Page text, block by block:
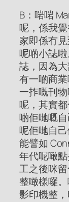
B：啱啱
呢，係我
家即係冇
呢啲小誌
誌，因為
有一啲商
一拃嘅刊
呢，其實
啲佢哋嘅
呢佢哋自
能譬如
年代呢噉
工之後咪
整噉樣囉
影印機整，